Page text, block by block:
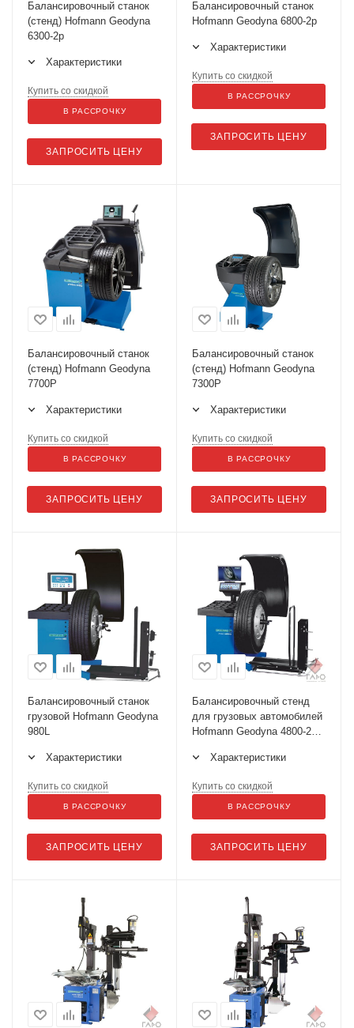
Балансировочный станок
(стенд) Hofmann Geodyna
6300-2p
Характеристики
ЗАПРОСИТЬ ЦЕНУ
Купить со скидкой
В РАССРОЧКУ
Балансировочный станок
Hofmann Geodyna 6800-2p
Характеристики
ЗАПРОСИТЬ ЦЕНУ
Купить со скидкой
В РАССРОЧКУ
Балансировочный станок
(стенд) Hofmann Geodyna
7700P
Характеристики
ЗАПРОСИТЬ ЦЕНУ
Купить со скидкой
В РАССРОЧКУ
Балансировочный станок
(стенд) Hofmann Geodyna
7300P
Характеристики
ЗАПРОСИТЬ ЦЕНУ
Купить со скидкой
В РАССРОЧКУ
Балансировочный станок
грузовой Hofmann Geodyna
980L
Характеристики
ЗАПРОСИТЬ ЦЕНУ
Купить со скидкой
В РАССРОЧКУ
Балансировочный стенд
для грузовых автомобилей
Hofmann Geodyna 4800-2L
Характеристики
ЗАПРОСИТЬ ЦЕНУ
Купить со скидкой
В РАССРОЧКУ